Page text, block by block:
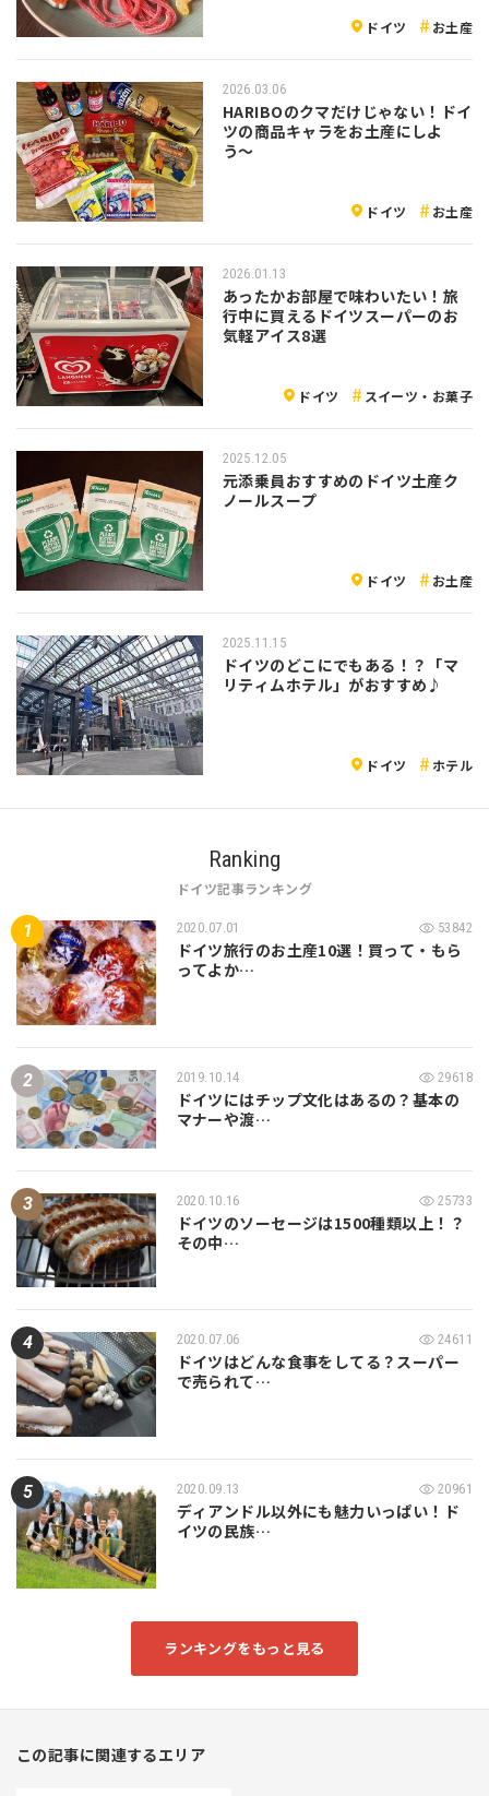
ドイツ お土産
2026.03.06
HARIBOのクマだけじゃない！ドイ
ツの商品キャラをお土産にしよ
う〜
ドイツ お土産
2026.01.13
あったかお部屋で味わいたい！旅
行中に買えるドイツスーパーのお
気軽アイス8選
ドイツ スイーツ・お菓子
2025.12.05
元添乗員おすすめのドイツ土産ク
ノールスープ
ドイツ お土産
2025.11.15
ドイツのどこにでもある！？「マ
リティムホテル」がおすすめ♪
ドイツ ホテル
Ranking
ドイツ記事ランキング
2020.07.01 53842
ドイツ旅行のお土産10選！買って・もら
ってよか…
2019.10.14 29618
ドイツにはチップ文化はあるの？基本の
マナーや渡…
2020.10.16 25733
ドイツのソーセージは1500種類以上！？
その中…
2020.07.06 24611
ドイツはどんな食事をしてる？スーパー
で売られて…
2020.09.13 20961
ディアンドル以外にも魅力いっぱい！ド
イツの民族…
ランキングをもっと見る
この記事に関連するエリア